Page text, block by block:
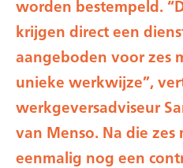
worden bestempeld.
krijgen direct een
aangeboden voor zes
unieke werkwijze”,
werkgeversadviseur
van Menso. Na die zes
eenmalig nog een